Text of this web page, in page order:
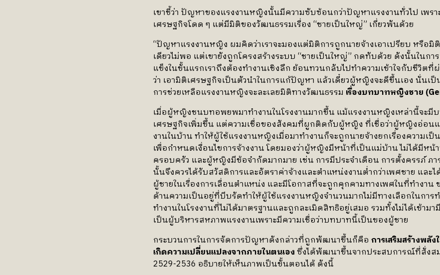
เขาชี้ว่า ปัญหาของแรงงานหญิงนั้นมีความซับซ้อนกว่าปัญหาแรงงานทั่วไป เพรา
เศรษฐกิจโดด ๆ แต่มีมิติของวัฒนธรรมเรื่อง “ชายเป็นใหญ่” เกี่ยวพันด้วย
“ปัญหาแรงงานหญิง ผมคิดว่าเราจะมองแต่มิติการถูกนายจ้างเอาเปรียบ หรือมิ
เดียวไม่พอ แต่เขายังถูกโครงสร้างระบบ “ชายเป็นใหญ่” กดทับด้วย ดังนั้นในการ
แข็งในขั้นแรกเราถึงต้องทำงานเชิงลึก ย้อนทวนกลับไปทำความเข้าใจกับชีวิต
ว่า เอามิติเศรษฐกิจเป็นตัวนำในการแก้ปัญหา แล้วเดี๋ยวผู้หญิงจะดีขึ้นเอง นั่น
การช่วยเหลือแรงงานหญิงจะละเลยมิติทางวัฒนธรรม เรื่องบทบาทหญิงชาย
เมื่อผู้หญิงชนบทอพยพมาทำงานในโรงงานมากขึ้น แม้แรงงานหญิงเหล่านี้จะมี
เศรษฐกิจเพิ่มขึ้น แต่ความเชื่อของสังคมที่ผูกติดกับผู้หญิง ที่เชื่อว่าผู้หญิงอ่อน
งานในบ้าน ทำให้ผู้ใช้แรงงานหญิงเมื่อมาทำงานก็จะถูกนายจ้างยกเรื่องความเ
เพื่อกำหนดเงื่อนไขการจ้างงาน โดยมองว่าผู้หญิงมีหน้าที่เป็นแม่บ้าน ไม่ได้มีหน้
ครอบครัว และผู้หญิงมีข้อจำกัดมากมาย เช่น การมีประจำเดือน การตั้งครรภ์ ภา
นั้นจึงควรได้รับสวัสดิการและอัตราค่าจ้างและตำแหน่งงานต่ำกว่าเพศชาย และ
ผู้ชายในเรื่องการเลื่อนตำแหน่ง และมีโอกาสที่จะถูกคุกคามทางเพศในที่ทำงา
ด้านความเป็นอยู่ที่บีบรัดทำให้ผู้ใช้แรงงานหญิงจำนวนมากไม่มีทางเลือกในการ
ทำงานในโรงงานที่ไม่ได้มาตรฐานและถูกละเมิดสิทธิอยู่เสมอ รวมทั้งไม่ได้เข้ามา
เป็นผู้บริหารสหภาพแรงงานเพราะมีความเชื่อว่าบทบาทนี้เป็นของผู้ชาย
กระบวนการในการจัดการปัญหาดังกล่าวที่ถูกพัฒนาขึ้นก็คือ การเสริมสร้างพลั
เกิดความเปลี่ยนแปลงจากภายในตนเองซึ่งได้พัฒนาขึ้นจากประสบการณ์ที่สั่งสม
2529-2536 อธิบายให้เห็นภาพเป็นขั้นตอนได้ ดังนี้